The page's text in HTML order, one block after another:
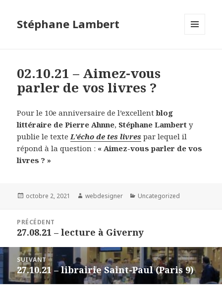
Stéphane Lambert
02.10.21 – Aimez-vous
parler de vos livres ?
Pour le 10e anniversaire de l’excellentblog
littéraire de Pierre Ahnne, Stéphane Lambert y
publie le texteL’écho de tes livres par lequel il
répond à la question : « Aimez-vous parler de vos
livres ? »
Publié
octobre 2, 2021 Auteur
webdesigner Catégories
Uncategorized
PRÉCÉDENT
Article
précédent :
27.08.21 – lecture à Giverny
SUIVANT
Article
suivant :
27.10.21 – librairie Saint-Paul (Paris 9)